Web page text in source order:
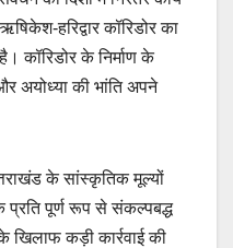
हरिद्वार कॉरिडोर का
कॉरिडोर के निर्माण के
और अयोध्या की भांति अपने
के सांस्कृतिक मूल्यों
प्रति पूर्ण रूप से संकल्पबद्ध
कड़ी कार्रवाई की